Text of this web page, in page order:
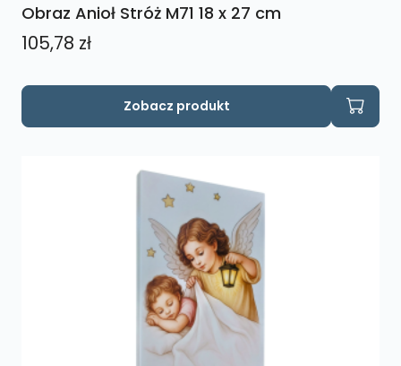
Obraz Anioł Stróż M71 18 x 27 cm
105,78 zł
Zobacz produkt